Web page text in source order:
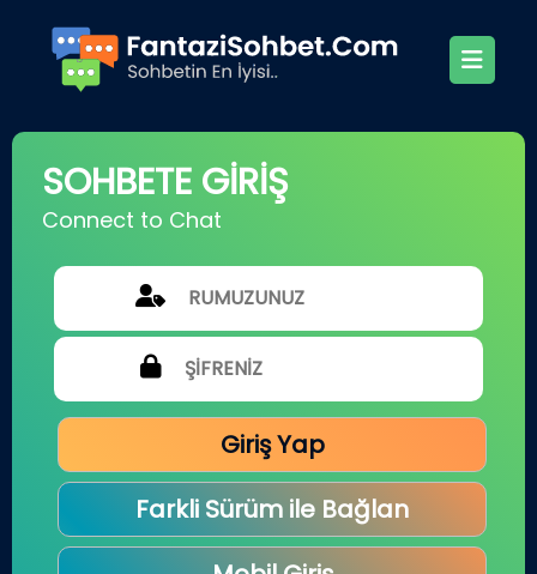
SOHBETE GİRİŞ
Connect to Chat
Giriş Yap
Farkli Sürüm ile Bağlan